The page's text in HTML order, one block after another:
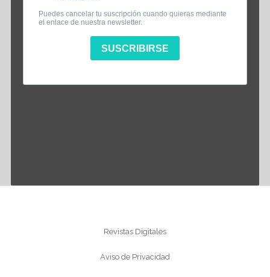
Revistas Digitales
Aviso de Privacidad